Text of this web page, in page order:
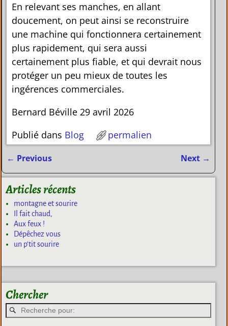
En relevant ses manches, en allant
doucement, on peut ainsi se reconstruire
une machine qui fonctionnera certainement
plus rapidement, qui sera aussi
certainement plus fiable, et qui devrait nous
protéger un peu mieux de toutes les
ingérences commerciales.
Bernard Béville 29 avril 2026
Publié dans Blog permalien
Navigation des articles
← Previous Next →
Articles récents
montagne et sourire
Il fait chaud,
Aux feux !
Dépêchez vous
un p’tit sourire
Chercher